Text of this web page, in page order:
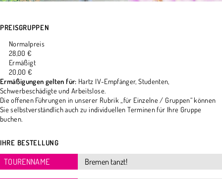
PREISGRUPPEN
Normalpreis
28,00 €
Ermäßigt
20,00 €
Ermäßigungen gelten für: Hartz IV-Empfänger, Studenten,
Schwerbeschädigte und Arbeitslose.
Die offenen Führungen in unserer Rubrik „für Einzelne / Gruppen“ können
Sie selbstverständlich auch zu individuellen Terminen für Ihre Gruppe
buchen.
IHRE BESTELLUNG
TOURENNAME